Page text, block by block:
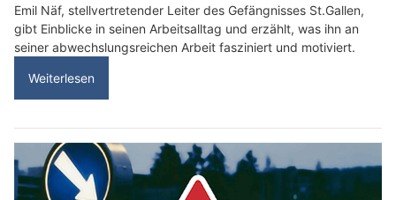
Emil Näf, stellvertretender Leiter des Gefängnisses St.Gallen,
gibt Einblicke in seinen Arbeitsalltag und erzählt, was ihn an
seiner abwechslungsreichen Arbeit fasziniert und motiviert.
Weiterlesen